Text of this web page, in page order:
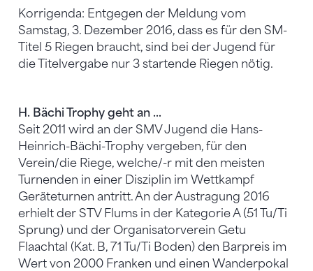
Korrigenda: Entgegen der Meldung vom
Samstag, 3. Dezember 2016, dass es für den SM-
Titel 5 Riegen braucht, sind bei der Jugend für
die Titelvergabe nur 3 startende Riegen nötig.
H. Bächi Trophy geht an ...
Seit 2011 wird an der SMV Jugend die Hans-
Heinrich-Bächi-Trophy vergeben, für den
Verein/die Riege, welche/-r mit den meisten
Turnenden in einer Disziplin im Wettkampf
Geräteturnen antritt. An der Austragung 2016
erhielt der STV Flums in der Kategorie A (51 Tu/Ti
Sprung) und der Organisatorverein Getu
Flaachtal (Kat. B, 71 Tu/Ti Boden) den Barpreis im
Wert von 2000 Franken und einen Wanderpokal